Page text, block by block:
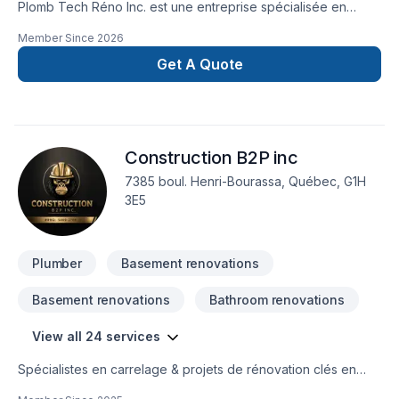
Plomb Tech Réno Inc. est une entreprise spécialisée en
Member Since 2026
Get A Quote
Construction B2P inc
7385 boul. Henri-Bourassa, Québec, G1H
3E5
Plumber Basement renovations
Basement renovations Bathroom renovations
View all 24 services
Spécialistes en carrelage & projets de rénovation clés en